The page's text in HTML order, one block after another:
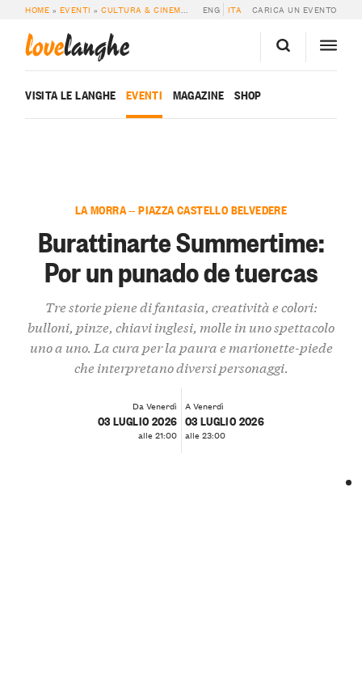
HOME » EVENTI »CULTURA & CINEMA » BURATTINARTE SUMMERTIME: POR
ENG ITA CARICA UN EVENTO
lovelanghe
VISITA LE LANGHE EVENTI MAGAZINE SHOP
LA MORRA — PIAZZA CASTELLO BELVEDERE
Burattinarte Summertime:
Por un punado de tuercas
Tre storie piene di fantasia, creatività e colori:
bulloni, pinze, chiavi inglesi, molle in uno spettacolo
uno a uno. La cura per la paura e marionette-piede
che interpretano diversi personaggi.
Da Venerdì
03 LUGLIO 2026
alle 21:00
A Venerdì
03 LUGLIO 2026
alle 23:00